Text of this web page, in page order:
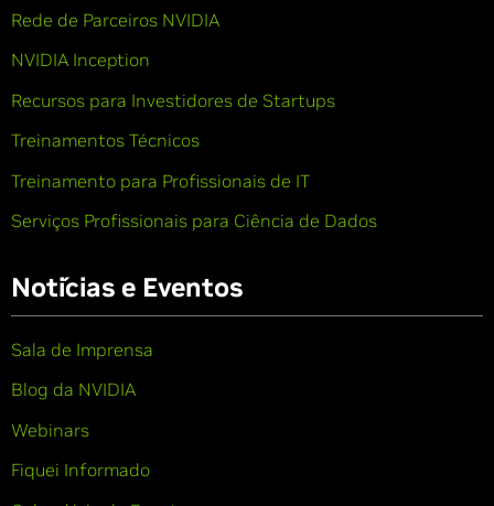
Rede de Parceiros NVIDIA
NVIDIA Inception
Recursos para Investidores de Startups
Treinamentos Técnicos
Treinamento para Profissionais de IT
Serviços Profissionais para Ciência de Dados
Notícias e Eventos
Sala de Imprensa
Blog da NVIDIA
Webinars
Fiquei Informado